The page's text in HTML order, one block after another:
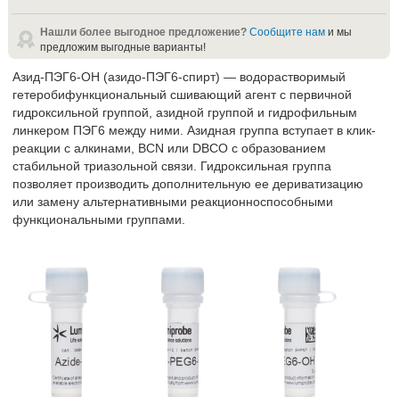
Нашли более выгодное предложение? Сообщите нам и мы
предложим выгодные варианты!
Азид-ПЭГ6-ОН (азидо-ПЭГ6-спирт) — водорастворимый
гетеробифункциональный сшивающий агент с первичной
гидроксильной группой, азидной группой и гидрофильным
линкером ПЭГ6 между ними. Азидная группа вступает в клик-
реакции с алкинами, BCN или DBCO с образованием
стабильной триазольной связи. Гидроксильная группа
позволяет производить дополнительную ее дериватизацию
или замену альтернативными реакционноспособными
функциональными группами.